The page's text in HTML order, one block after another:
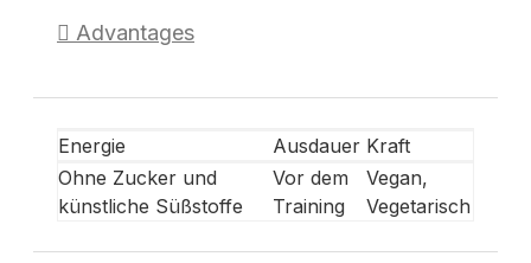
Advantages
Energie Ausdauer Kraft
Ohne Zucker und
künstliche Süßstoffe
Vor dem
Training
Vegan,
Vegetarisch